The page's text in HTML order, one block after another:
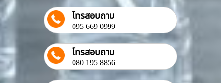
โทรสอบถาม
095 669 0999
โทรสอบถาม
080 195 8856